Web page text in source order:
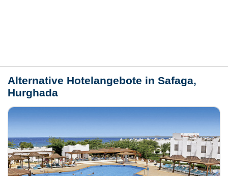
Alternative Hotelangebote in Safaga,
Hurghada